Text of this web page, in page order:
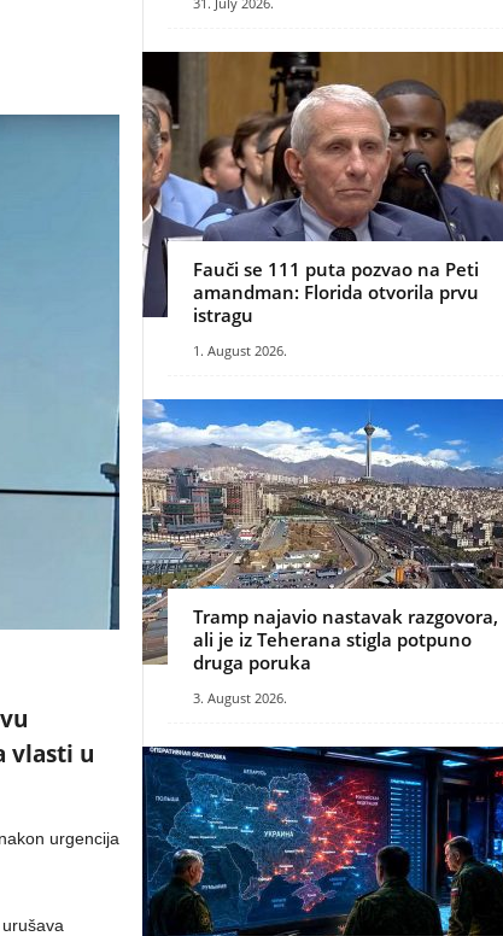
vlasti u
urgencija
Fauči se 111 puta pozvao na Peti
amandman: Florida otvorila prvu
istragu
1. August 2026.
Tramp najavio nastavak razgovora,
ali je iz Teherana stigla potpuno
druga poruka
3. August 2026.